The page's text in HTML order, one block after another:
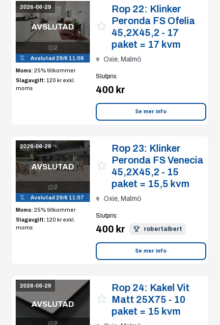
2026-06-29
AVSLUTAD
2
Avslutad29/6 11:06
Moms: 25% tillkommer
Slagavgift: 120 kr exkl.
moms
Rop 22: Klinker
Peronda FS Ofelia
45,2X45,2 - 17
paket = 17 kvm
Oxie, Malmö
Slutpris:
400 kr
Se mer info
2026-06-29
AVSLUTAD
2
Avslutad29/6 11:07
Moms: 25% tillkommer
Slagavgift: 120 kr exkl.
moms
Rop 23: Klinker
Peronda FS Venecia
45,2X45,2 - 15
paket = 15,5 kvm
Oxie, Malmö
Slutpris:
400 kr robertalbert
Se mer info
2026-06-29
AVSLUTAD
2
Rop 24: Kakel Vit
Matt 25X75 - 10
paket = 15 kvm